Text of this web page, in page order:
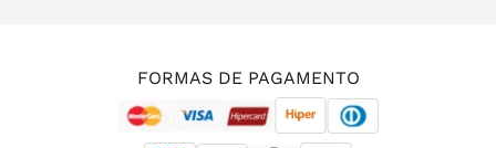
FORMAS DE PAGAMENTO